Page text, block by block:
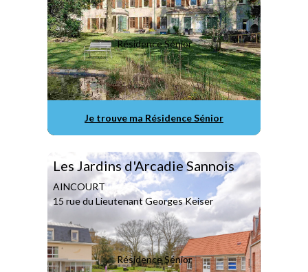
Résidence Sénior
Je trouve ma Résidence Sénior
Les Jardins d'Arcadie Sannois
AINCOURT
15 rue du Lieutenant Georges Keiser
Résidence Sénior